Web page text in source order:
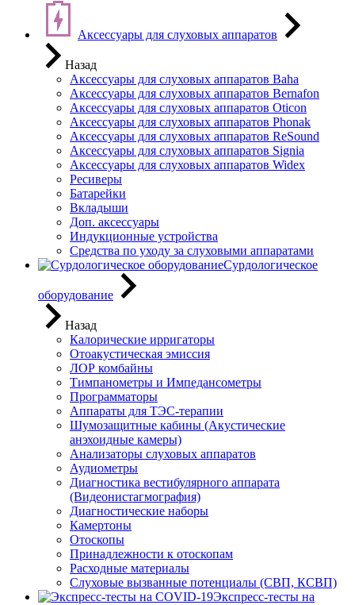
Аксессуары для слуховых аппаратов
Назад
Аксессуары для слуховых аппаратов Baha
Аксессуары для слуховых аппаратов Bernafon
Аксессуары для слуховых аппаратов Oticon
Аксессуары для слуховых аппаратов Phonak
Аксессуары для слуховых аппаратов ReSound
Аксессуары для слуховых аппаратов Signia
Аксессуары для слуховых аппаратов Widex
Ресиверы
Батарейки
Вкладыши
Доп. аксессуары
Индукционные устройства
Средства по уходу за слуховыми аппаратами
Сурдологическое
оборудование
Назад
Калорические ирригаторы
Отоакустическая эмиссия
ЛОР комбайны
Тимпанометры и Импедансометры
Программаторы
Аппараты для ТЭС-терапии
Шумозащитные кабины (Акустические
анэхоидные камеры)
Анализаторы слуховых аппаратов
Аудиометры
Диагностика вестибулярного аппарата
(Видеонистагмография)
Диагностические наборы
Камертоны
Отоскопы
Принадлежности к отоскопам
Расходные материалы
Слуховые вызванные потенциалы (СВП, КСВП)
Экспресс-тесты на